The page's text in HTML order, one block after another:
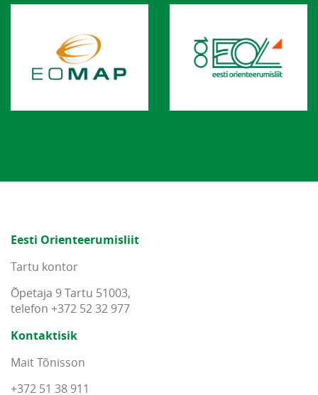
Eesti Orienteerumisliit
Tartu kontor
Õpetaja 9 Tartu 51003,
telefon +372 52 32 977
Kontaktisik
Mait Tõnisson
+372 51 38 911